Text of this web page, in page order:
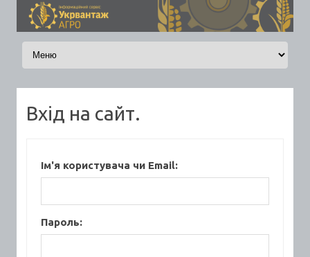
Skip to content
Вхід на сайт.
Ім'я користувача чи Email:
Пароль: